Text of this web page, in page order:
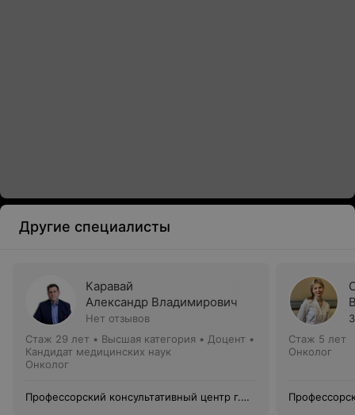
Другие специалисты
Каравай
Александр Владимирович
Нет отзывов
Стаж 29 лет • Высшая категория • Доцент •
Кандидат медицинских наук
Онколог
Профессорский консультативный центр г.
Стаж 5 лет
Онколог